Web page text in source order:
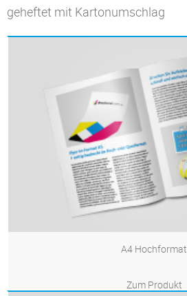
geheftet mit Kartonumschlag
A4 Hochformat
Zum Produkt